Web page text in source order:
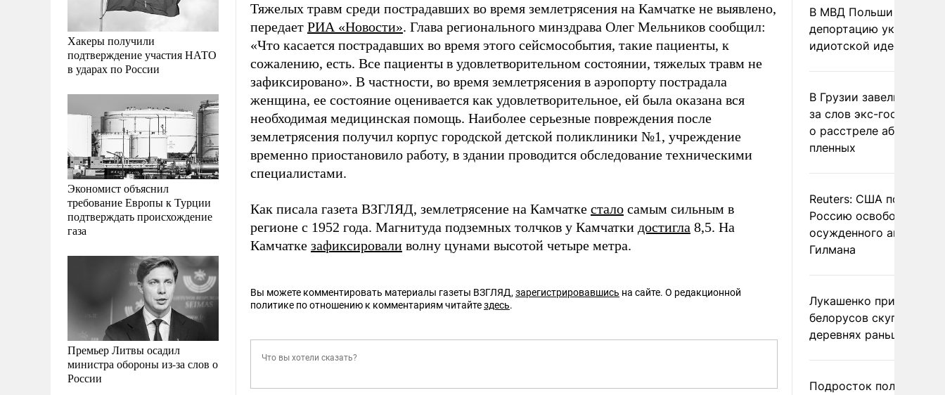
Хакеры получили
подтверждение участия НАТО
в ударах по России
Экономист объяснил
требование Европы к Турции
подтверждать происхождение
газа
Премьер Литвы осадил
министра обороны из-за слов о
России
Тяжелых травм среди пострадавших во время землетрясения на Камчатке не выявлено,
передает РИА «Новости». Глава регионального минздрава Олег Мельников сообщил:
«Что касается пострадавших во время этого сейсмособытия, такие пациенты, к
сожалению, есть. Все пациенты в удовлетворительном состоянии, тяжелых травм не
зафиксировано». В частности, во время землетрясения в аэропорту пострадала
женщина, ее состояние оценивается как удовлетворительное, ей была оказана вся
необходимая медицинская помощь. Наиболее серьезные повреждения после
землетрясения получил корпус городской детской поликлиники №1, учреждение
временно приостановило работу, в здании проводится обследование техническими
специалистами.
Как писала газета ВЗГЛЯД, землетрясение на Камчатке стало самым сильным в
регионе с 1952 года. Магнитуда подземных толчков у Камчатки достигла 8,5. На
Камчатке зафиксировали волну цунами высотой четыре метра.
Вы можете комментировать материалы газеты ВЗГЛЯД, зарегистрировавшись на сайте. О редакционной
политике по отношению к комментариям читайтездесь.
В МВД Польши назвали
депортацию украинцев
идиотской идеей
В Грузии завели дело
за слов экс-
о расстреле абхазских
пленных
Reuters: США
Россию освободить
осужденного
Гилмана
Лукашенко призвал
белорусов скупать
деревнях раньше
Подросток получил